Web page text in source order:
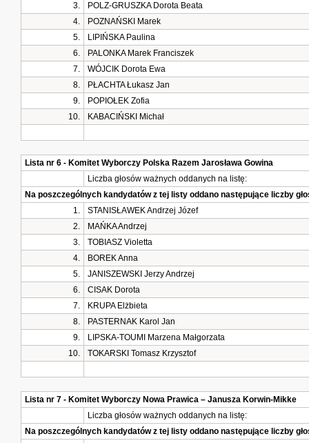
3.
POLZ-GRUSZKA Dorota Beata
4.
POZNAŃSKI Marek
5.
LIPIŃSKA Paulina
6.
PALONKA Marek Franciszek
7.
WÓJCIK Dorota Ewa
8.
PŁACHTA Łukasz Jan
9.
POPIOŁEK Zofia
10.
KABACIŃSKI Michał
Lista nr 6 - Komitet Wyborczy Polska Razem Jarosława Gowina
Liczba głosów ważnych oddanych na listę:
Na poszczególnych kandydatów z tej listy oddano następujące liczby
1.
STANISŁAWEK Andrzej Józef
2.
MAŃKA Andrzej
3.
TOBIASZ Violetta
4.
BOREK Anna
5.
JANISZEWSKI Jerzy Andrzej
6.
CISAK Dorota
7.
KRUPA Elżbieta
8.
PASTERNAK Karol Jan
9.
LIPSKA-TOUMI Marzena Małgorzata
10.
TOKARSKI Tomasz Krzysztof
Lista nr 7 - Komitet Wyborczy Nowa Prawica – Janusza Korwin-Mikke
Liczba głosów ważnych oddanych na listę:
Na poszczególnych kandydatów z tej listy oddano następujące liczby